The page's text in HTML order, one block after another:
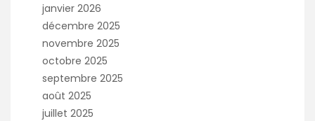
janvier 2026
décembre 2025
novembre 2025
octobre 2025
septembre 2025
août 2025
juillet 2025